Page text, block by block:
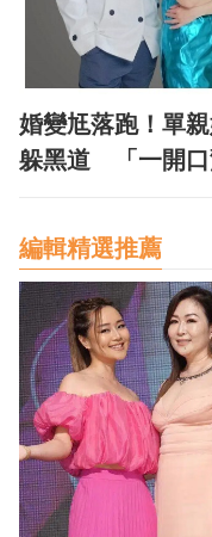
婚變尪落跑！單
躲黑道 「一開口
編輯精選推薦